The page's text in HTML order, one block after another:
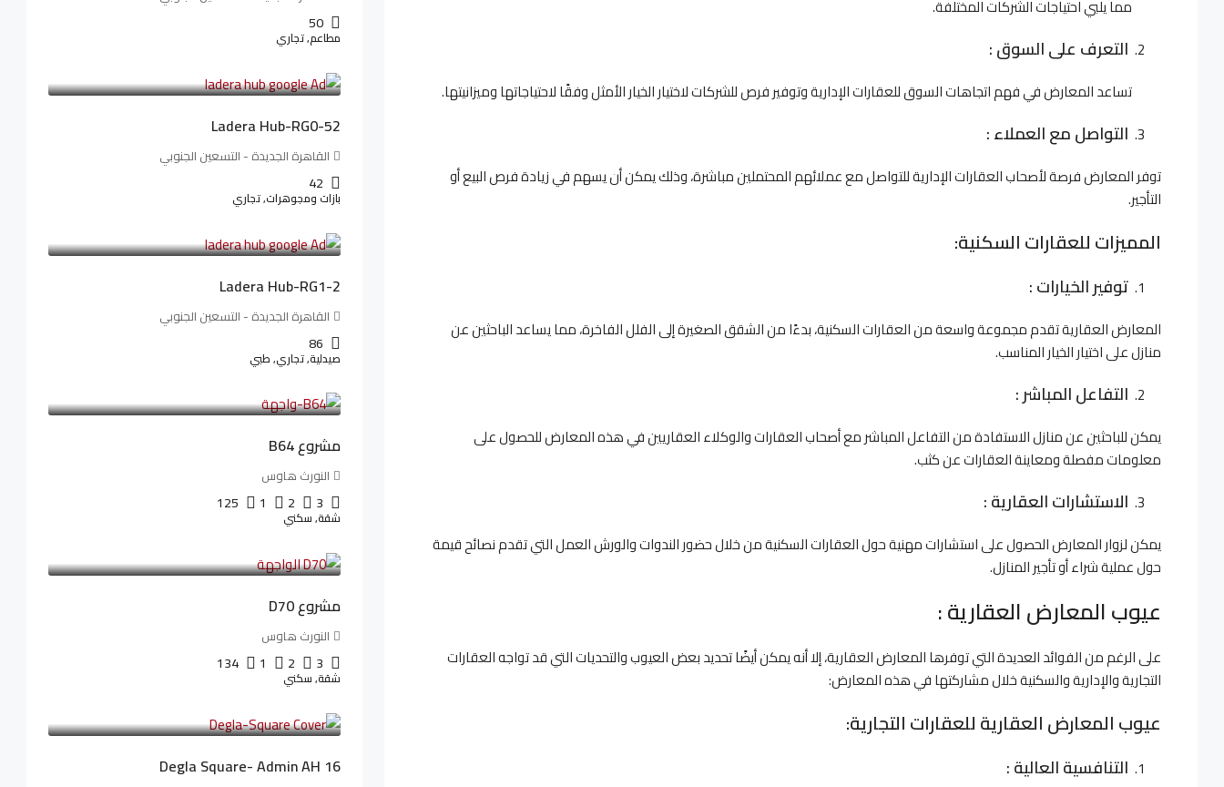
مما يلبي احتياجات الشركات المختلفة.
التعرف على السوق :
تساعد المعارض في فهم اتجاهات السوق للعقارات الإدارية وتوفير فرص للشركات لاختيار الخيار الأمثل وفقًا لاحتياجاتها وميزانيتها.
التواصل مع العملاء :
توفر المعارض فرصة لأصحاب العقارات الإدارية للتواصل مع عملائهم المحتملين مباشرة، وذلك يمكن أن يسهم في زيادة فرص البيع أو
التأجير.
المميزات للعقارات السكنية:
توفير الخيارات :
المعارض العقارية تقدم مجموعة واسعة من العقارات السكنية، بدءًا من الشقق الصغيرة إلى الفلل الفاخرة، مما يساعد الباحثين عن
منازل على اختيار الخيار المناسب.
التفاعل المباشر :
يمكن للباحثين عن منازل الاستفادة من التفاعل المباشر مع أصحاب العقارات والوكلاء العقاريين في هذه المعارض للحصول على
معلومات مفصلة ومعاينة العقارات عن كثب.
الاستشارات العقارية :
يمكن لزوار المعارض الحصول على استشارات مهنية حول العقارات السكنية من خلال حضور الندوات والورش العمل التي تقدم نصائح قيمة
حول عملية شراء أو تأجير المنازل.
عيوب المعارض العقارية :
على الرغم من الفوائد العديدة التي توفرها المعارض العقارية، إلا أنه يمكن أيضًا تحديد بعض العيوب والتحديات التي قد تواجه العقارات
التجارية والإدارية والسكنية خلال مشاركتها في هذه المعارض:
عيوب المعارض العقارية للعقارات التجارية:
التنافسية العالية :
50
مطاعم, تجاري
Ladera Hub-RG0-52
القاهرة الجديدة - التسعين الجنوبي
42
بازات ومجوهرات, تجاري
Ladera Hub-RG1-2
القاهرة الجديدة - التسعين الجنوبي
86
صيدلية, تجاري, طبي
مشروع B64
النورث هاوس
3
2
1
125
شقة, سكني
مشروع D70
النورث هاوس
3
2
1
134
شقة, سكني
Degla Square- Admin AH 16